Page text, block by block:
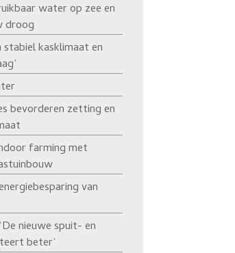
water op zee en
droog
stabiel kasklimaat en
bevorderen zetting en
farming met
van
nieuwe spuit- en
beter’